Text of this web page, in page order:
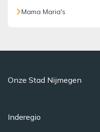
Mama Maria's
Onze Stad Nijmegen
Inderegio